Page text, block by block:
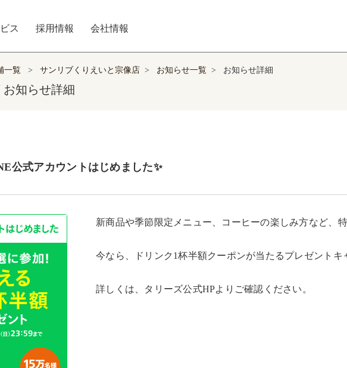
ス 採用情報 会社情報
一覧 > サンリブくりえいと宗像店 > お知らせ一覧 > お知らせ詳細
知らせ詳細
公式アカウントはじめました✨
新商品や季節限定メニュー、コーヒーの楽しみ方など、
今なら、ドリンク1杯半額クーポンが当たるプレゼント
詳しくは、タリーズ公式HPよりご確認ください。